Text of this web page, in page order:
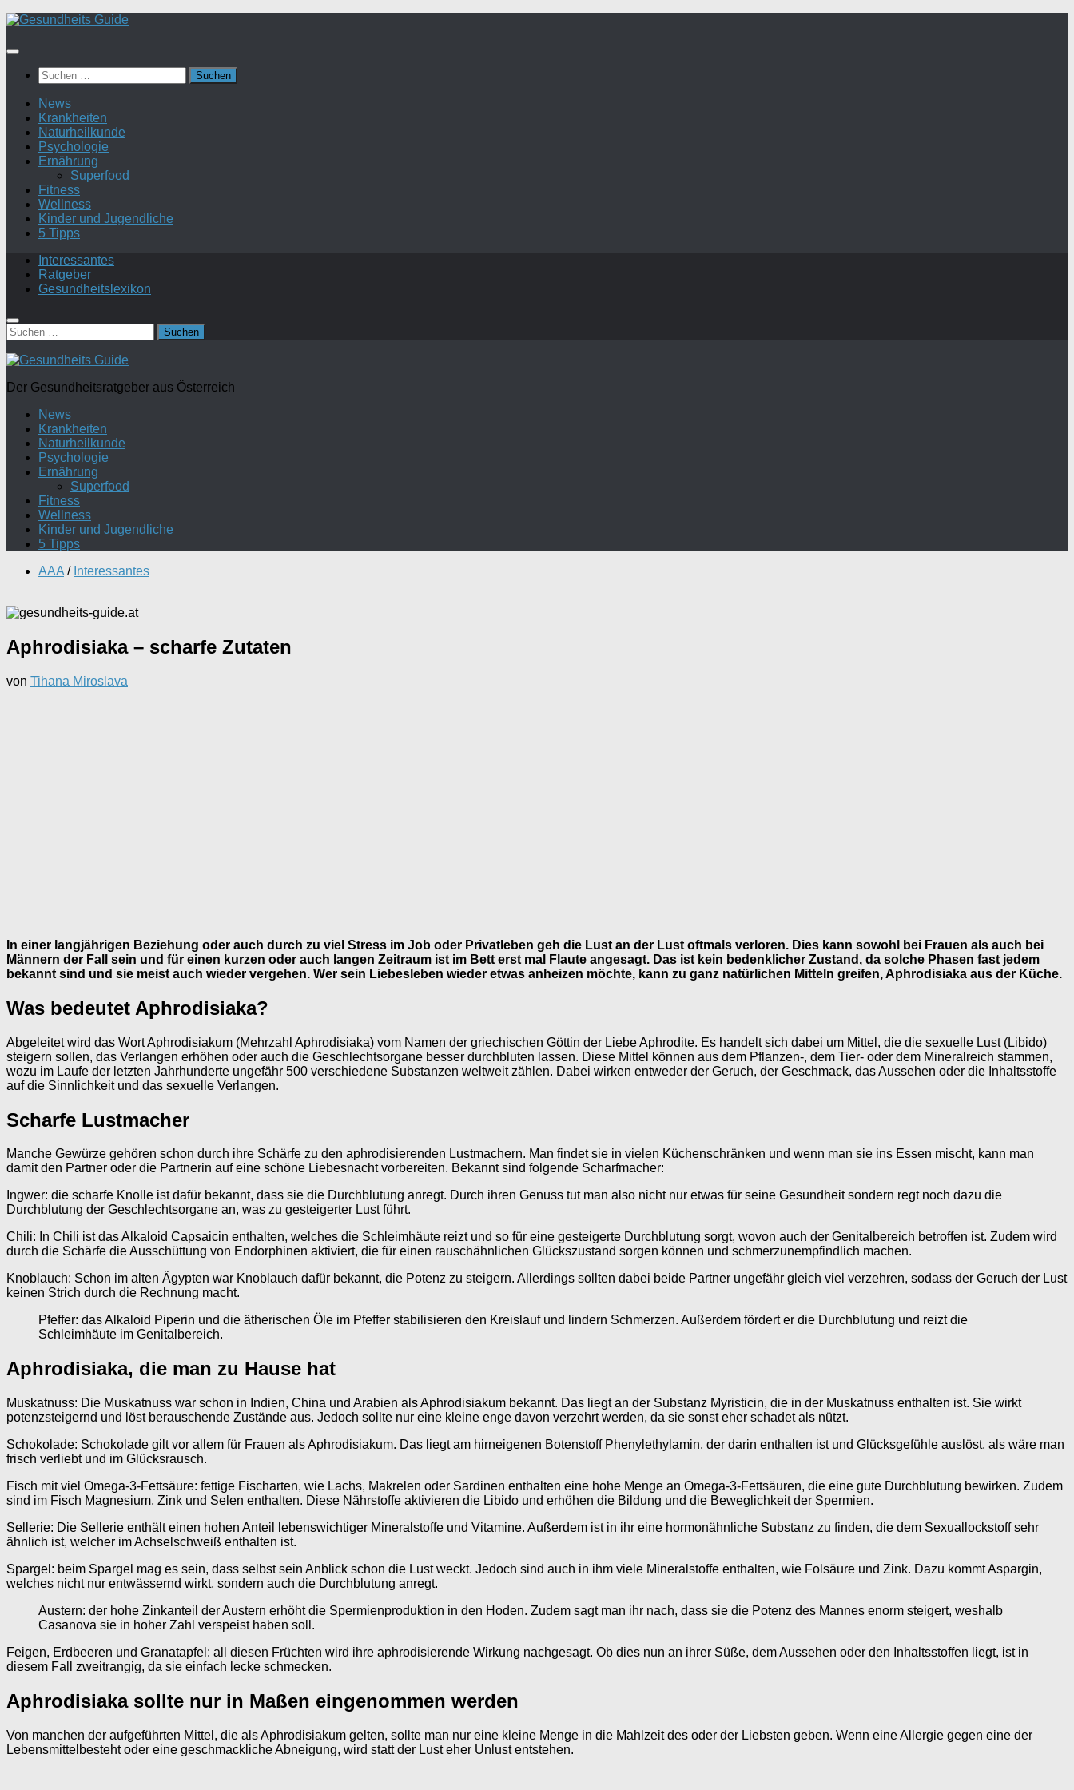
Suchen
nach:
News
Krankheiten
Naturheilkunde
Psychologie
Ernährung
Superfood
Fitness
Wellness
Kinder und Jugendliche
5 Tipps
Interessantes
Ratgeber
Gesundheitslexikon
Suchen
nach:
Der Gesundheitsratgeber aus Österreich
News
Krankheiten
Naturheilkunde
Psychologie
Ernährung
Superfood
Fitness
Wellness
Kinder und Jugendliche
5 Tipps
AAA / Interessantes
Aphrodisiaka – scharfe Zutaten
von Tihana Miroslava
In einer langjährigen Beziehung oder auch durch zu viel Stress im Job oder Privatleben geh die Lust an der Lust oftmals verloren. Dies kann sowohl bei Frauen als auch bei
Männern der Fall sein und für einen kurzen oder auch langen Zeitraum ist im Bett erst mal Flaute angesagt. Das ist kein bedenklicher Zustand, da solche Phasen fast jedem
bekannt sind und sie meist auch wieder vergehen. Wer sein Liebesleben wieder etwas anheizen möchte, kann zu ganz natürlichen Mitteln greifen, Aphrodisiaka aus der Küche.
Was bedeutet Aphrodisiaka?
Abgeleitet wird das Wort Aphrodisiakum (Mehrzahl Aphrodisiaka) vom Namen der griechischen Göttin der Liebe Aphrodite. Es handelt sich dabei um Mittel, die die sexuelle Lust (Libido)
steigern sollen, das Verlangen erhöhen oder auch die Geschlechtsorgane besser durchbluten lassen. Diese Mittel können aus dem Pflanzen-, dem Tier- oder dem Mineralreich stammen,
wozu im Laufe der letzten Jahrhunderte ungefähr 500 verschiedene Substanzen weltweit zählen. Dabei wirken entweder der Geruch, der Geschmack, das Aussehen oder die Inhaltsstoffe
auf die Sinnlichkeit und das sexuelle Verlangen.
Scharfe Lustmacher
Manche Gewürze gehören schon durch ihre Schärfe zu den aphrodisierenden Lustmachern. Man findet sie in vielen Küchenschränken und wenn man sie ins Essen mischt, kann man
damit den Partner oder die Partnerin auf eine schöne Liebesnacht vorbereiten. Bekannt sind folgende Scharfmacher:
Ingwer: die scharfe Knolle ist dafür bekannt, dass sie die Durchblutung anregt. Durch ihren Genuss tut man also nicht nur etwas für seine Gesundheit sondern regt noch dazu die
Durchblutung der Geschlechtsorgane an, was zu gesteigerter Lust führt.
Chili: In Chili ist das Alkaloid Capsaicin enthalten, welches die Schleimhäute reizt und so für eine gesteigerte Durchblutung sorgt, wovon auch der Genitalbereich betroffen ist. Zudem wird
durch die Schärfe die Ausschüttung von Endorphinen aktiviert, die für einen rauschähnlichen Glückszustand sorgen können und schmerzunempfindlich machen.
Knoblauch: Schon im alten Ägypten war Knoblauch dafür bekannt, die Potenz zu steigern. Allerdings sollten dabei beide Partner ungefähr gleich viel verzehren, sodass der Geruch der Lust
keinen Strich durch die Rechnung macht.
Pfeffer: das Alkaloid Piperin und die ätherischen Öle im Pfeffer stabilisieren den Kreislauf und lindern Schmerzen. Außerdem fördert er die Durchblutung und reizt die
Schleimhäute im Genitalbereich.
Aphrodisiaka, die man zu Hause hat
Muskatnuss: Die Muskatnuss war schon in Indien, China und Arabien als Aphrodisiakum bekannt. Das liegt an der Substanz Myristicin, die in der Muskatnuss enthalten ist. Sie wirkt
potenzsteigernd und löst berauschende Zustände aus. Jedoch sollte nur eine kleine enge davon verzehrt werden, da sie sonst eher schadet als nützt.
Schokolade: Schokolade gilt vor allem für Frauen als Aphrodisiakum. Das liegt am hirneigenen Botenstoff Phenylethylamin, der darin enthalten ist und Glücksgefühle auslöst, als wäre man
frisch verliebt und im Glücksrausch.
Fisch mit viel Omega-3-Fettsäure: fettige Fischarten, wie Lachs, Makrelen oder Sardinen enthalten eine hohe Menge an Omega-3-Fettsäuren, die eine gute Durchblutung bewirken. Zudem
sind im Fisch Magnesium, Zink und Selen enthalten. Diese Nährstoffe aktivieren die Libido und erhöhen die Bildung und die Beweglichkeit der Spermien.
Sellerie: Die Sellerie enthält einen hohen Anteil lebenswichtiger Mineralstoffe und Vitamine. Außerdem ist in ihr eine hormonähnliche Substanz zu finden, die dem Sexuallockstoff sehr
ähnlich ist, welcher im Achselschweiß enthalten ist.
Spargel: beim Spargel mag es sein, dass selbst sein Anblick schon die Lust weckt. Jedoch sind auch in ihm viele Mineralstoffe enthalten, wie Folsäure und Zink. Dazu kommt Aspargin,
welches nicht nur entwässernd wirkt, sondern auch die Durchblutung anregt.
Austern: der hohe Zinkanteil der Austern erhöht die Spermienproduktion in den Hoden. Zudem sagt man ihr nach, dass sie die Potenz des Mannes enorm steigert, weshalb
Casanova sie in hoher Zahl verspeist haben soll.
Feigen, Erdbeeren und Granatapfel: all diesen Früchten wird ihre aphrodisierende Wirkung nachgesagt. Ob dies nun an ihrer Süße, dem Aussehen oder den Inhaltsstoffen liegt, ist in
diesem Fall zweitrangig, da sie einfach lecke schmecken.
Aphrodisiaka sollte nur in Maßen eingenommen werden
Von manchen der aufgeführten Mittel, die als Aphrodisiakum gelten, sollte man nur eine kleine Menge in die Mahlzeit des oder der Liebsten geben. Wenn eine Allergie gegen eine der
Lebensmittelbesteht oder eine geschmackliche Abneigung, wird statt der Lust eher Unlust entstehen.